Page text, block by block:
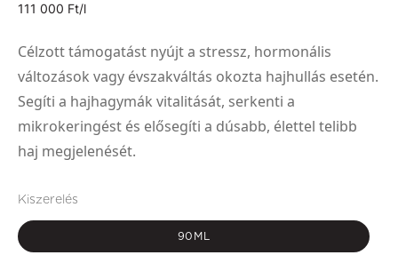
111 000 Ft/l
Célzott támogatást nyújt a stressz, hormonális
változások vagy évszakváltás okozta hajhullás esetén.
Segíti a hajhagymák vitalitását, serkenti a
mikrokeringést és elősegíti a dúsabb, élettel telibb
haj megjelenését.
Kiszerelés
90ML